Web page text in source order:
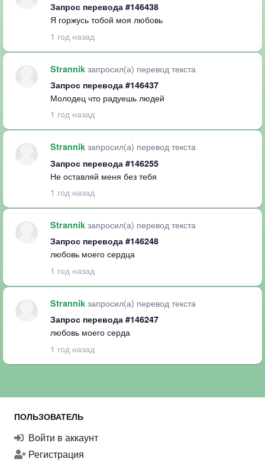
Запрос перевода #146438
Я горжусь тобой моя любовь
1 год назад
Strannik запросил(а) перевод текста
Запрос перевода #146437
Молодец что радуешь людей
1 год назад
Strannik запросил(а) перевод текста
Запрос перевода #146255
Не оставляй меня без тебя
1 год назад
Strannik запросил(а) перевод текста
Запрос перевода #146248
любовь моего сердца
1 год назад
Strannik запросил(а) перевод текста
Запрос перевода #146247
любовь моего серда
1 год назад
ПОЛЬЗОВАТЕЛЬ
Войти в аккаунт
Регистрация